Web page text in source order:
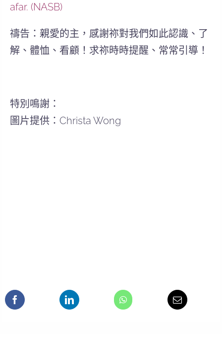
afar. (NASB)
禱告：親愛的主，感謝祢對我們如此認識、了
解、體恤、看顧！求祢時時提醒、常常引導！
特別鳴謝：
圖片提供：Christa Wong